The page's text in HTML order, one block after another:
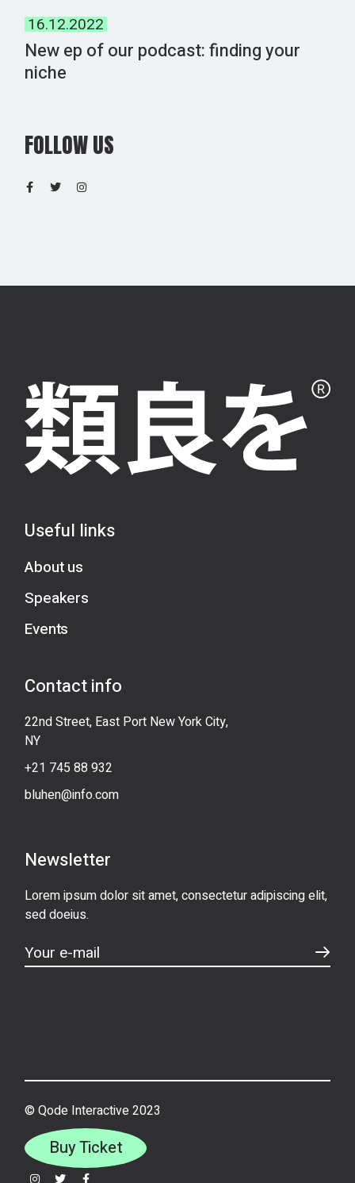
16.12.2022
New ep of our podcast: finding your
niche
FOLLOW US
Useful links
About us
Speakers
Events
Contact info
22nd Street, East Port New York City,
NY
+21 745 88 932
bluhen@info.com
Newsletter
Lorem ipsum dolor sit amet, consectetur adipiscing elit,
sed doeius.
© Qode Interactive 2023
Buy Ticket